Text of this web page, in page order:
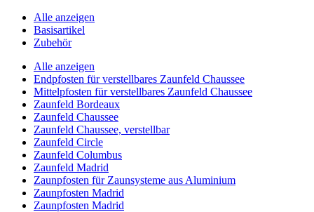
Alle anzeigen
Basisartikel
Zubehör
Alle anzeigen
Endpfosten für verstellbares Zaunfeld Chaussee
Mittelpfosten für verstellbares Zaunfeld Chaussee
Zaunfeld Bordeaux
Zaunfeld Chaussee
Zaunfeld Chaussee, verstellbar
Zaunfeld Circle
Zaunfeld Columbus
Zaunfeld Madrid
Zaunpfosten für Zaunsysteme aus Aluminium
Zaunpfosten Madrid
Zaunpfosten Madrid